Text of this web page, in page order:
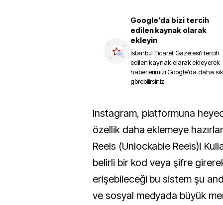
Google'da bizi tercih
edilen kaynak olarak
ekleyin
İstanbul Ticaret Gazetesi'i tercih
edilen kaynak olarak ekleyerek
haberlerimizi Google'da daha sık
görebilirsiniz.
Instagram, platformuna heyecan verici yeni bir
özellik daha eklemeye
Reels (Unlockable Reels)!
belirli bir kod veya şifre
erişebileceği bu sistem şu
ve sosyal medyada büyük